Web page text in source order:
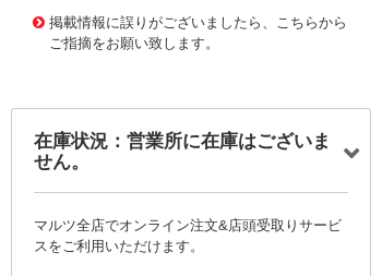
掲載情報に誤りがございましたら、こちらから
ご指摘をお願い致します。
在庫状況：営業所に在庫はございま
せん。
マルツ全店でオンライン注文&店頭受取りサービ
スをご利用いただけます。